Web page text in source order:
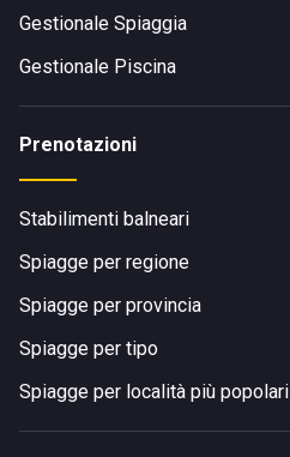
Gestionale Spiaggia
Gestionale Piscina
Prenotazioni
Stabilimenti balneari
Spiagge per regione
Spiagge per provincia
Spiagge per tipo
Spiagge per località più popolari